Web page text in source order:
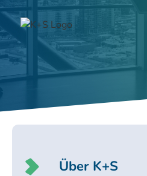
Über K+S